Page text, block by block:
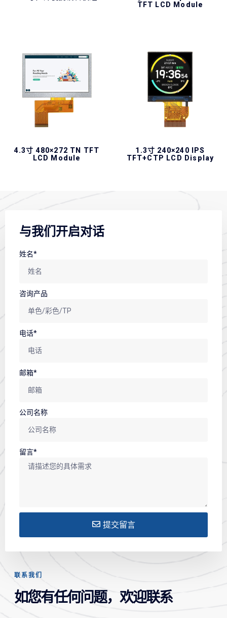
TFT LCD Module
4.3寸 480×272 TN TFT
LCD Module
1.3寸 240×240 IPS
TFT+CTP LCD Display
与我们开启对话
姓名*
咨询产品
电话*
邮箱*
公司名称
留言*
提交留言
联系我们
如您有任何问题，欢迎联系